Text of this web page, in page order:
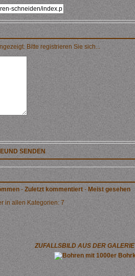
Bitte registrieren Sie sich...
SENDEN
-Zuletzt kommentiert -Meist gesehen
in allen Kategorien: 7
ZUFALLSBILD AUS DER GALERIE